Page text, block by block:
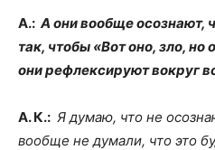
А.: А они вообще осознают,
так, чтобы «Вот оно, зло, но
они рефлексируют вокруг
А. К.: Я думаю, что не
вообще не думали, что это